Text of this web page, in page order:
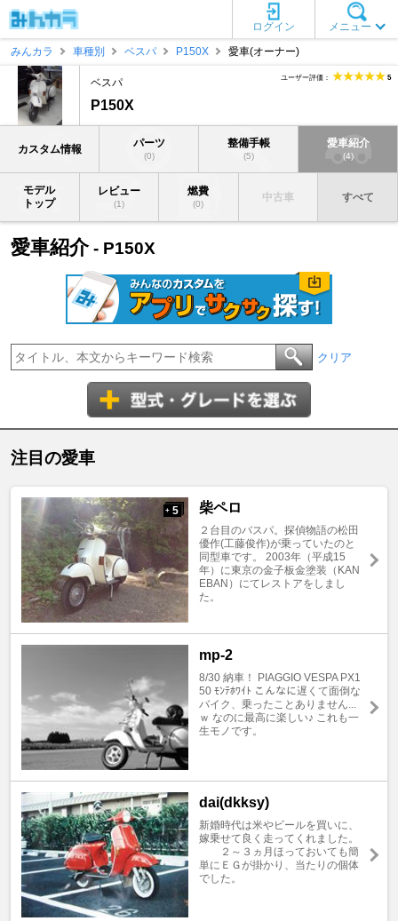
メニュー
ログイン
みんカラ
車種別 ベスパ P150X 愛車(オーナー)
ベスパ
P150X
ユーザー評価： 5
カスタム情報 パーツ
(0)
整備手帳
(5)
愛車紹介
(4)
モデル
トップ
レビュー
(1)
燃費
(0)
中古車 すべて
愛車紹介- P150X
クリア
注目の愛車
+ 5 柴ペロ
２台目のバスパ。探偵物語の松田
優作(工藤俊作)が乗っていたのと
同型車です。 2003年（平成15
年）に東京の金子板金塗装（KAN
EBAN）にてレストアをしまし
た。
mp-2
8/30 納車！ PIAGGIO VESPA PX1
50 ﾓﾝﾃﾎﾜｲﾄ こんなに遅くて面倒な
バイク、乗ったことありません...
ｗ なのに最高に楽しい♪ これも一
生モノです。
dai(dkksy)
新婚時代は米やビールを買いに、
嫁乗せて良く走ってくれました。
２～３ヵ月ほっておいても簡
単にＥＧが掛かり、当たりの個体
でした。